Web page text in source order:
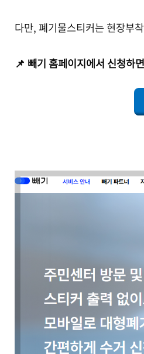
다만, 폐기물스티커는 현장부
📌 빼기 홈페이지에서 신청하